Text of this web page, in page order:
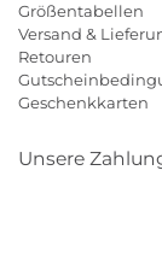
Größentabellen
Versand &
Retouren
Geschenkkarten
Unsere